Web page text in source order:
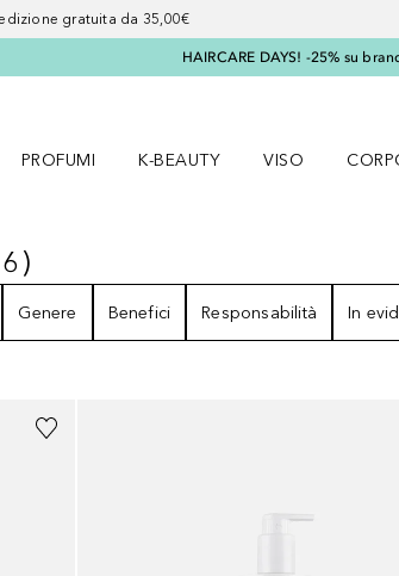
gratuita da 35,00€
HAIRCARE DAYS! -25% su
PROFUMI
K-BEAUTY
VISO
6RISULTATI
6 )
Genere Benefici Responsabilità In